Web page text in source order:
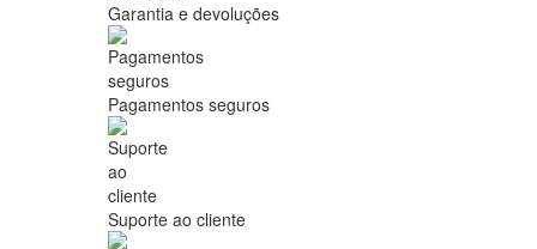
Garantia e devoluções
Pagamentos seguros
Suporte ao cliente